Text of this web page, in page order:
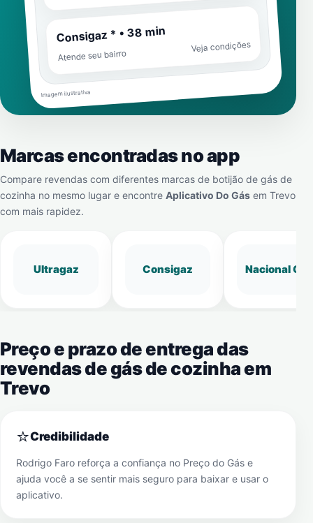
Consigaz * • 38 min
Atende seu bairro
Veja condições
Imagem ilustrativa
Marcas encontradas no app
Compare revendas com diferentes marcas de botijão de gás de
cozinha no mesmo lugar e encontre Aplicativo Do Gás em Trevo
com mais rapidez.
Ultragaz Consigaz Nacional Gás
Preço e prazo de entrega das
revendas de gás de cozinha em
Trevo
⭐Credibilidade
Rodrigo Faro reforça a confiança no Preço do Gás e
ajuda você a se sentir mais seguro para baixar e usar o
aplicativo.